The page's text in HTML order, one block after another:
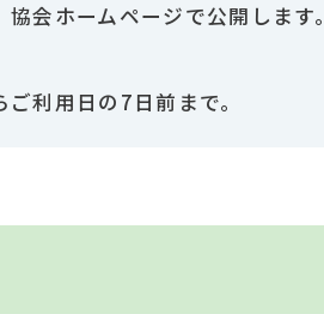
会ホームページで公開します。
利用日の7日前まで。